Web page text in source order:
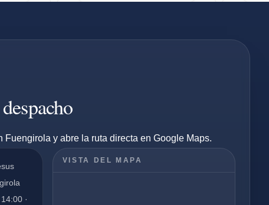
Fuengirola y abre la ruta directa en Google Maps.
·
VISTA DEL MAPA